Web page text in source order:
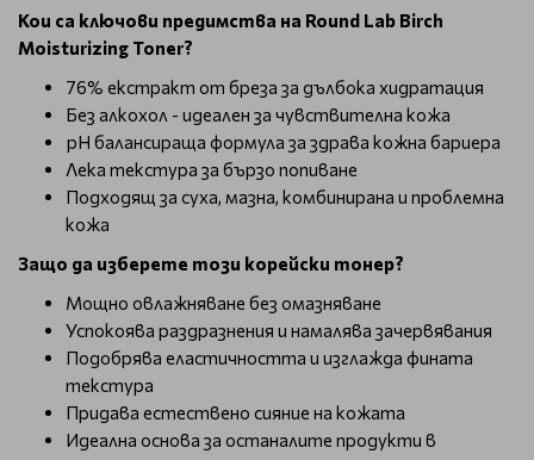
Кои са ключови предимства на Round Lab Birch
Moisturizing Toner?
76% екстракт от бреза за дълбока хидратация
Без алкохол - идеален за чувствителна кожа
pH балансираща формула за здрава кожна бариера
Лека текстура за бързо попиване
Подходящ за суха, мазна, комбинирана и проблемна
кожа
Защо да изберете този корейски тонер?
Мощно овлажняване без омазняване
Успокоява раздразнения и намалява зачервявания
Подобрява еластичността и изглажда фината
текстура
Придава естествено сияние на кожата
Идеална основа за останалите продукти в